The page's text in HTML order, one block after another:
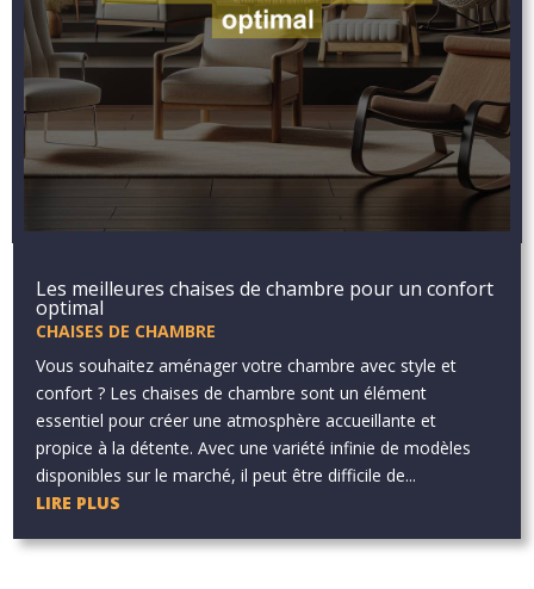
Les meilleures chaises de chambre pour un confort
optimal
CHAISES DE CHAMBRE
Vous souhaitez aménager votre chambre avec style et
confort ? Les chaises de chambre sont un élément
essentiel pour créer une atmosphère accueillante et
propice à la détente. Avec une variété infinie de modèles
disponibles sur le marché, il peut être difficile de...
LIRE PLUS